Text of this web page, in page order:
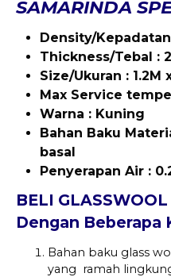
SAMARINDA
Density/
Thickness/Tebal :
Size/Ukuran : 1.2M
Max Service
Warna : Kuning
Bahan Baku
basal
Penyerapan Air :
BELI
Dengan Beberapa
Bahan baku glass
yang ramah